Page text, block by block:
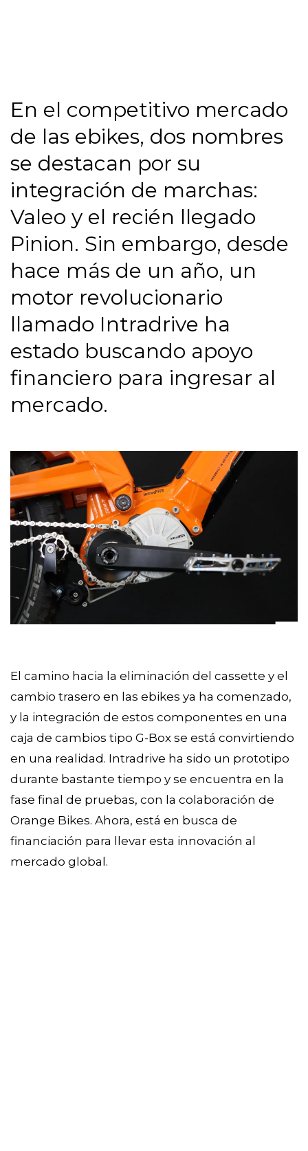
En el competitivo mercado
de las ebikes, dos nombres
se destacan por su
integración de marchas:
Valeo y el recién llegado
Pinion. Sin embargo, desde
hace más de un año, un
motor revolucionario
llamado Intradrive ha
estado buscando apoyo
financiero para ingresar al
mercado.
El camino hacia la eliminación del cassette y el
cambio trasero en las ebikes ya ha comenzado,
y la integración de estos componentes en una
caja de cambios tipo G-Box se está convirtiendo
en una realidad. Intradrive ha sido un prototipo
durante bastante tiempo y se encuentra en la
fase final de pruebas, con la colaboración de
Orange Bikes. Ahora, está en busca de
financiación para llevar esta innovación al
mercado global.